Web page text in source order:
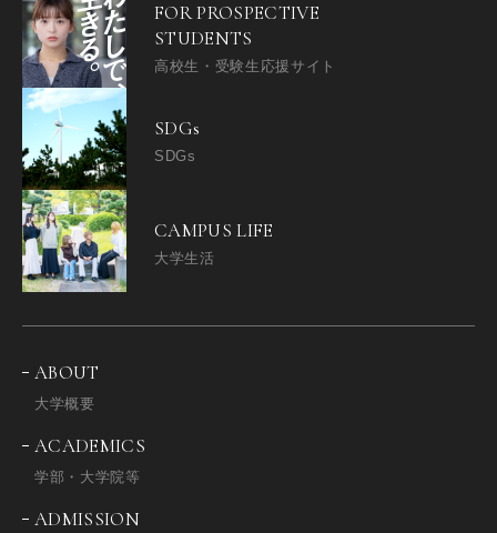
FOR PROSPECTIVE
STUDENTS
高校生・受験生応援サイト
SDGs
SDGs
CAMPUS LIFE
大学生活
ABOUT
大学概要
ACADEMICS
学部・大学院等
ADMISSION